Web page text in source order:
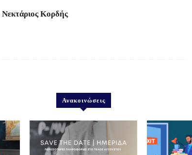
Νεκτάριος Κορδής
Ανακοινώσεις